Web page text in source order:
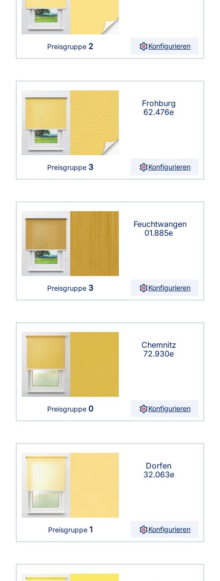
Preisgruppe 2 Konfigurieren
Frohburg
62.476e
Preisgruppe 3 Konfigurieren
Feuchtwangen
01.885e
Preisgruppe 3 Konfigurieren
Chemnitz
72.930e
Preisgruppe 0 Konfigurieren
Dorfen
32.063e
Preisgruppe 1 Konfigurieren